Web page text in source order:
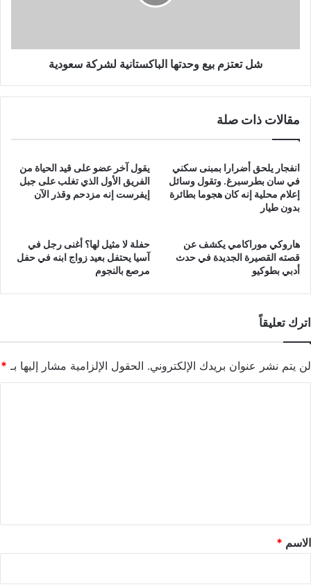
شل تعتزم بيع وحدتها الباكستانية لشركة سعودية
مقالات ذات صلة
انفجار يلحق أضرارا بمبنى سكني
في سان بطرسبرغ. وتقول وسائل
إعلام محلية إنه كان هجوما بطائرة
بدون طيار
يقول آخر عضو على قيد الحياة من
الفريق الأول الذي تغلب على جبل
إيفرست إنه مزدحم وقذر الآن
هاروكي موراكامي يكشف عن
قصته القصيرة الجديدة في حدث
أدبي بطوكيو
حفلة لا مثيل لها؟ أغنى رجل في
آسيا يحتفل بعيد زواج ابنه في حفل
مرصع بالنجوم
اترك تعليقاً
لن يتم نشر عنوان بريدك الإلكتروني. الحقول الإلزامية مشار إليها بـ *
*
الاسم *